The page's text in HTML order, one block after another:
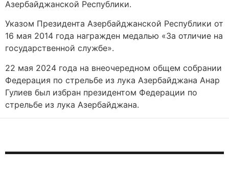
Азербайджанской Республики.
Указом Президента Азербайджанской Республики от
16 мая 2014 года награжден медалью «За отличие на
государственной службе».
22 мая 2024 года на внеочередном общем собрании
Федерация по стрельбе из лука Азербайджана Анар
Гулиев был избран президентом Федерации по
стрельбе из лука Азербайджана.